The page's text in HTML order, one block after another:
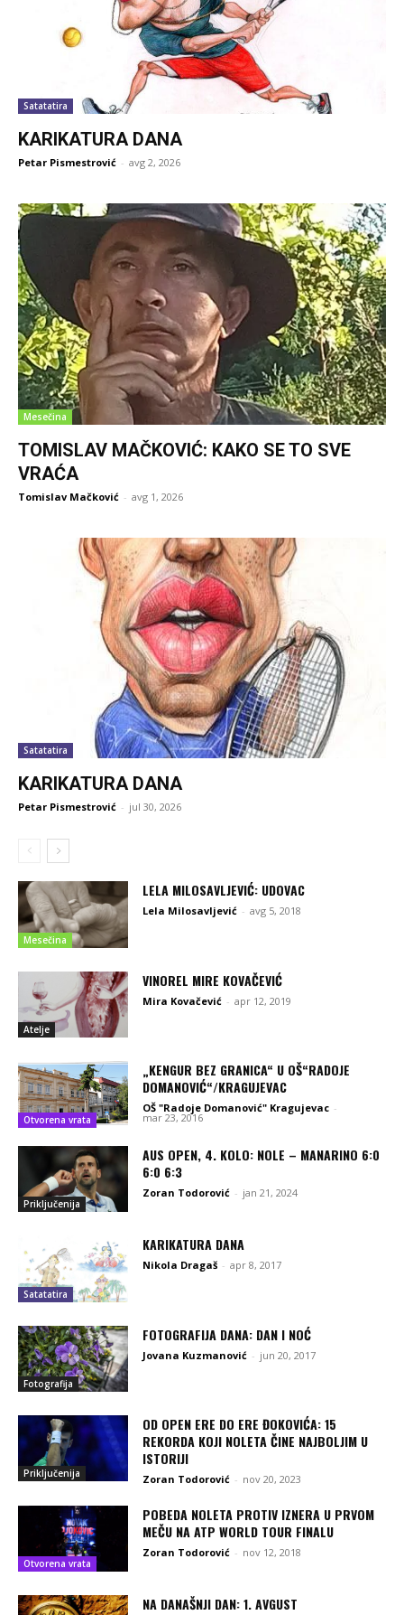
Satatatira
KARIKATURA DANA
Petar Pismestrović - avg 2, 2026
Mesečina
TOMISLAV MAČKOVIĆ: KAKO SE TO SVE
VRAĆA
Tomislav Mačković - avg 1, 2026
Satatatira
KARIKATURA DANA
Petar Pismestrović - jul 30, 2026
Mesečina
LELA MILOSAVLJEVIĆ: UDOVAC
Lela Milosavljević - avg 5, 2018
Atelje
VINOREL MIRE KOVAČEVIĆ
Mira Kovačević - apr 12, 2019
Otvorena vrata
„KENGUR BEZ GRANICA“ U OŠ“RADOJE
DOMANOVIĆ“/KRAGUJEVAC
OŠ "Radoje Domanović" Kragujevac -
mar 23, 2016
Priključenija
AUS OPEN, 4. KOLO: NOLE – MANARINO 6:0
6:0 6:3
Zoran Todorović - jan 21, 2024
Satatatira
KARIKATURA DANA
Nikola Dragaš - apr 8, 2017
Fotografija
FOTOGRAFIJA DANA: DAN I NOĆ
Jovana Kuzmanović - jun 20, 2017
Priključenija
OD OPEN ERE DO ERE ĐOKOVIĆA: 15
REKORDA KOJI NOLETA ČINE NAJBOLJIM U
ISTORIJI
Zoran Todorović - nov 20, 2023
Otvorena vrata
POBEDA NOLETA PROTIV IZNERA U PRVOM
MEČU NA ATP WORLD TOUR FINALU
Zoran Todorović - nov 12, 2018
NA DANAŠNJI DAN: 1. AVGUST